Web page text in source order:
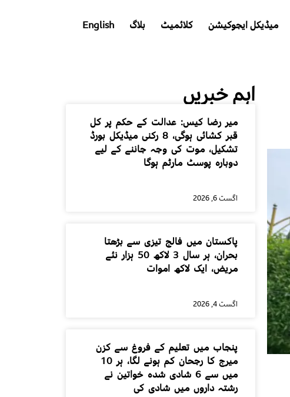
میڈیکل ایجوکیشن کلائمیٹ بلاگ English
اہم خبریں
میر رضا کیس: عدالت کے حکم پر کل
قبر کشائی ہوگی، 8 رکنی میڈیکل بورڈ
تشکیل، موت کی وجہ جاننے کے لیے
دوبارہ پوسٹ مارٹم ہوگا
اگست 6, 2026
پاکستان میں فالج تیزی سے بڑھتا
بحران، ہر سال 3 لاکھ 50 ہزار نئے
مریض، ایک لاکھ اموات
اگست 4, 2026
پنجاب میں تعلیم کے فروغ سے کزن
میرج کا رجحان کم ہونے لگا، ہر 10
میں سے 6 شادی شدہ خواتین نے
رشتہ داروں میں شادی کی